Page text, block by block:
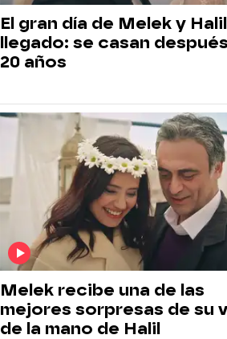
El gran día de Melek y
llegado: se casan
20 años
Melek recibe una de las
mejores sorpresas de su
de la mano de Halil